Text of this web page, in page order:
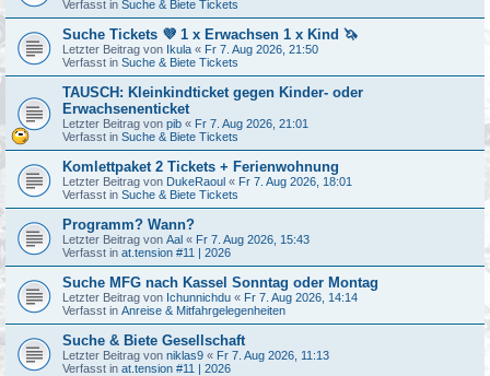
Verfasst in Suche & Biete Tickets
Suche Tickets 💜 1 x Erwachsen 1 x Kind 🦄
Letzter Beitrag von Ikula « Fr 7. Aug 2026, 21:50
Verfasst in Suche & Biete Tickets
TAUSCH: Kleinkindticket gegen Kinder- oder
Erwachsenenticket
Letzter Beitrag von pib « Fr 7. Aug 2026, 21:01
Verfasst in Suche & Biete Tickets
Komlettpaket 2 Tickets + Ferienwohnung
Letzter Beitrag von DukeRaoul « Fr 7. Aug 2026, 18:01
Verfasst in Suche & Biete Tickets
Programm? Wann?
Letzter Beitrag von Aal « Fr 7. Aug 2026, 15:43
Verfasst in at.tension #11 | 2026
Suche MFG nach Kassel Sonntag oder Montag
Letzter Beitrag von Ichunnichdu « Fr 7. Aug 2026, 14:14
Verfasst in Anreise & Mitfahrgelegenheiten
Suche & Biete Gesellschaft
Letzter Beitrag von niklas9 « Fr 7. Aug 2026, 11:13
Verfasst in at.tension #11 | 2026